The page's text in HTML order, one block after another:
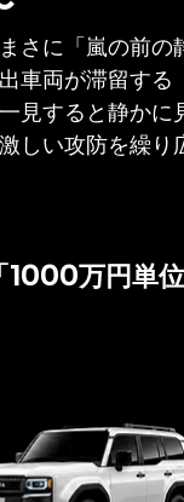
さに「嵐の前
車両が滞留す
見すると静か
しい攻防を繰り
1000万円